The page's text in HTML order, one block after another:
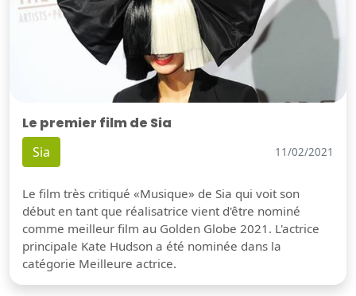
Le premier film de Sia
Sia 11/02/2021
Le film très critiqué «Musique» de Sia qui voit son
début en tant que réalisatrice vient d'être nominé
comme meilleur film au Golden Globe 2021. L'actrice
principale Kate Hudson a été nominée dans la
catégorie Meilleure actrice.